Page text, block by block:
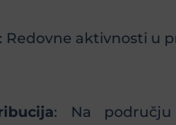
: Redovne aktivnosti u
: Na području